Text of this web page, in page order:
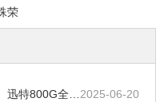
荣
2025-06-20
迅特800G全系列光模块通过CFCF互联互通测试认证